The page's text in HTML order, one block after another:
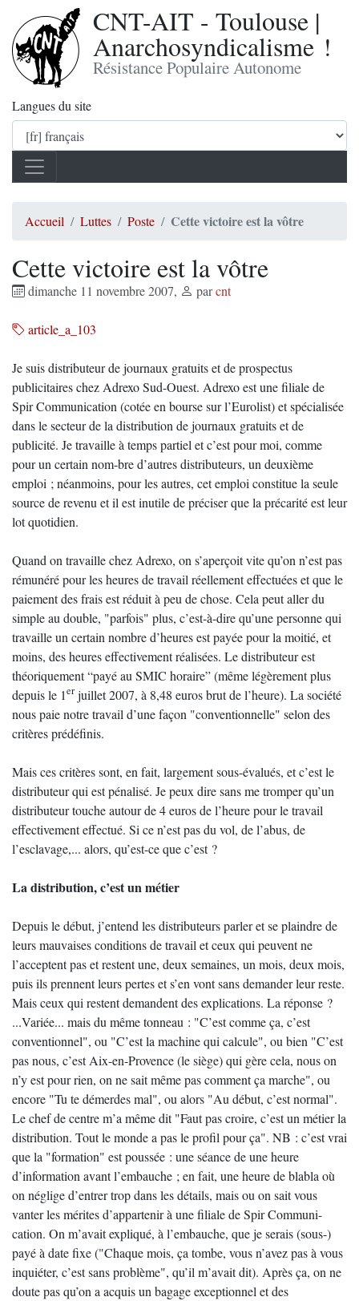
CNT-AIT - Toulouse |
Anarchosyndicalisme !
Résistance Populaire Autonome
Langues du site
Accueil Luttes Poste Cette victoire est la vôtre
Cette victoire est la vôtre
dimanche 11 novembre 2007, parcnt
article_a_103
Je suis distributeur de journaux gratuits et de prospectus
publicitaires chez Adrexo Sud-Ouest. Adrexo est une filiale de
Spir Communication (cotée en bourse sur l’Eurolist) et spécialisée
dans le secteur de la distribution de journaux gratuits et de
publicité. Je travaille à temps partiel et c’est pour moi, comme
pour un certain nom-bre d’autres distributeurs, un deuxième
emploi ; néanmoins, pour les autres, cet emploi constitue la seule
source de revenu et il est inutile de préciser que la précarité est leur
lot quotidien.
Quand on travaille chez Adrexo, on s’aperçoit vite qu’on n’est pas
rémunéré pour les heures de travail réellement effectuées et que le
paiement des frais est réduit à peu de chose. Cela peut aller du
simple au double, "parfois" plus, c’est-à-dire qu’une personne qui
travaille un certain nombre d’heures est payée pour la moitié, et
moins, des heures effectivement réalisées. Le distributeur est
théoriquement “payé au SMIC horaire” (même légèrement plus
depuis le 1er juillet 2007, à 8,48 euros brut de l’heure). La société
nous paie notre travail d’une façon "conventionnelle" selon des
critères prédéfinis.
Mais ces critères sont, en fait, largement sous-évalués, et c’est le
distributeur qui est pénalisé. Je peux dire sans me tromper qu’un
distributeur touche autour de 4 euros de l’heure pour le travail
effectivement effectué. Si ce n’est pas du vol, de l’abus, de
l’esclavage,... alors, qu’est-ce que c’est ?
La distribution, c’est un métier
Depuis le début, j’entend les distributeurs parler et se plaindre de
leurs mauvaises conditions de travail et ceux qui peuvent ne
l’acceptent pas et restent une, deux semaines, un mois, deux mois,
puis ils prennent leurs pertes et s’en vont sans demander leur reste.
Mais ceux qui restent demandent des explications. La réponse ?
...Variée... mais du même tonneau : "C’est comme ça, c’est
conventionnel", ou "C’est la machine qui calcule", ou bien "C’est
pas nous, c’est Aix-en-Provence (le siège) qui gère cela, nous on
n’y est pour rien, on ne sait même pas comment ça marche", ou
encore "Tu te démerdes mal", ou alors "Au début, c’est normal".
Le chef de centre m’a même dit "Faut pas croire, c’est un métier la
distribution. Tout le monde a pas le profil pour ça". NB : c’est vrai
que la "formation" est poussée : une séance de une heure
d’information avant l’embauche ; en fait, une heure de blabla où
on néglige d’entrer trop dans les détails, mais ou on sait vous
vanter les mérites d’appartenir à une filiale de Spir Communi-
cation. On m’avait expliqué, à l’embauche, que je serais (sous-)
payé à date fixe ("Chaque mois, ça tombe, vous n’avez pas à vous
inquiéter, c’est sans problème", qu’il m’avait dit). Après ça, on ne
doute pas qu’on a acquis un bagage exceptionnel et des